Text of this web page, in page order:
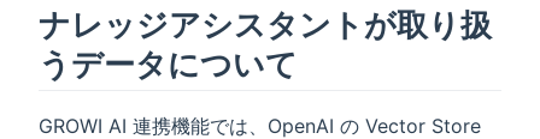
ナレッジアシスタントが取り扱
うデータについて
GROWI AI 連携機能では、OpenAI の Vector Store